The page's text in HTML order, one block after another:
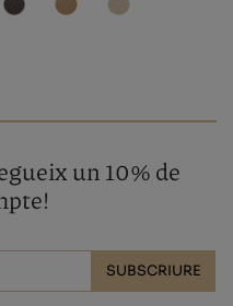
un 10% de
SUBSCRIURE